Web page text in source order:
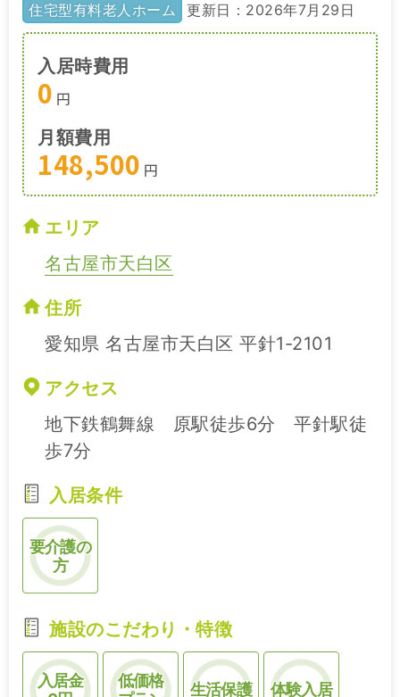
住宅型有料老人ホーム 更新日：2026年7月29日
入居時費用
0 円
月額費用
148,500 円
エリア
名古屋市天白区
住所
愛知県 名古屋市天白区 平針1-2101
アクセス
地下鉄鶴舞線 原駅徒歩6分 平針駅徒
歩7分
入居条件
要介護の
方
施設のこだわり・特徴
入居金
低価格
生活保護 体験入居